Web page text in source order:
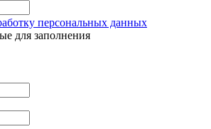
персональных данных
для заполнения